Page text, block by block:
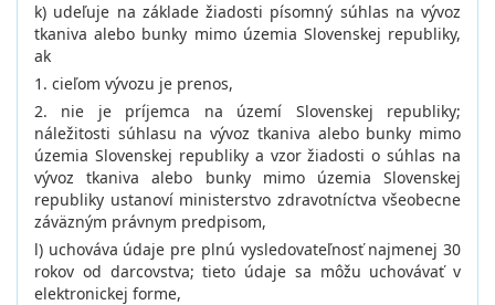
k) udeľuje na základe žiadosti písomný súhlas na vývoz
tkaniva alebo bunky mimo územia Slovenskej republiky,
ak
1. cieľom vývozu je prenos,
2. nie je príjemca na území Slovenskej republiky;
náležitosti súhlasu na vývoz tkaniva alebo bunky mimo
územia Slovenskej republiky a vzor žiadosti o súhlas na
vývoz tkaniva alebo bunky mimo územia Slovenskej
republiky ustanoví ministerstvo zdravotníctva všeobecne
záväzným právnym predpisom,
l) uchováva údaje pre plnú vysledovateľnosť najmenej 30
rokov od darcovstva; tieto údaje sa môžu uchovávať v
elektronickej forme,